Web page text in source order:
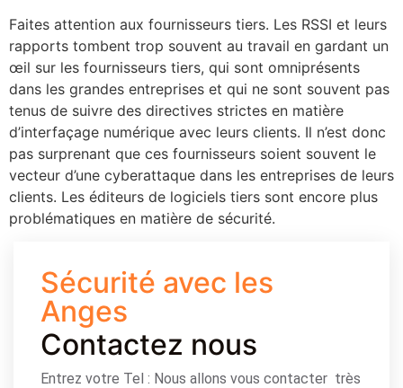
Faites attention aux fournisseurs tiers. Les RSSI et leurs
rapports tombent trop souvent au travail en gardant un
œil sur les fournisseurs tiers, qui sont omniprésents
dans les grandes entreprises et qui ne sont souvent pas
tenus de suivre des directives strictes en matière
d’interfaçage numérique avec leurs clients. Il n’est donc
pas surprenant que ces fournisseurs soient souvent le
vecteur d’une cyberattaque dans les entreprises de leurs
clients. Les éditeurs de logiciels tiers sont encore plus
problématiques en matière de sécurité.
Sécurité avec les
Anges
Contactez nous
Entrez votre Tel : Nous allons vous contacter très